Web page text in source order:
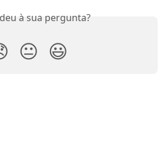
à sua pergunta?
😐 😃